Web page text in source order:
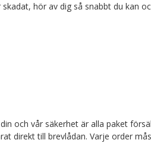
hör av dig så snabbt du kan
och vår säkerhet är alla paket
direkt till brevlådan. Varje order